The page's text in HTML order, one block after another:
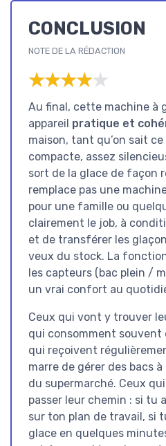
CONCLUSION
NOTE DE LA RÉDACTION
★★★★★
★★★★★
Au final, cette machine à
appareil pratique et
maison, tant qu’on sait
compacte, assez
sort de la glace de façon
remplace pas une
pour une famille ou
clairement le job, à
et de transférer les
veux du stock. La
les capteurs (bac plein /
un vrai confort au
Ceux qui vont y trouver
qui consomment souvent
qui reçoivent
marre de gérer des bacs
du supermarché. Ceux
passer leur chemin : si tu
sur ton plan de travail, si
glace en quelques